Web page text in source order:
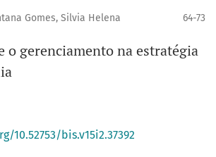
Gomes, Silvia Helena
64-73
o gerenciamento na estratégia
10.52753/bis.v15i2.37392